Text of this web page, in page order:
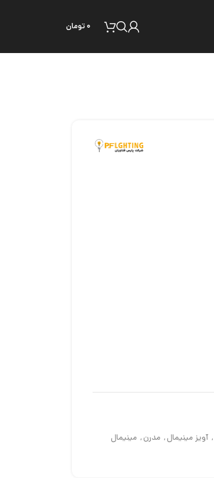
۰تومان
, آویز مینیمال, مدرن, مینیمال